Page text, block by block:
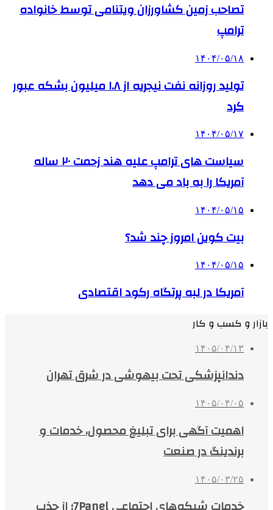
تصاحب زمین کشاورزان ویتنامی توسط خانواده
ترامپ
۱۴۰۴/۰۵/۱۸
تولید روزانه نفت نیجریه از ۱.۸ میلیون بشکه عبور
کرد
۱۴۰۴/۰۵/۱۷
سیاست های ترامپ علیه هند زحمت ۲۰ ساله
آمریکا را به باد می دهد
۱۴۰۴/۰۵/۱۵
بیت کوین امروز چند شد؟
۱۴۰۴/۰۵/۱۵
آمریکا در لبه پرتگاه رکود اقتصادی
بازار و کسب و کار
۱۴۰۵/۰۴/۱۳
دندانپزشکی تحت بیهوشی در شرق تهران
۱۴۰۵/۰۴/۰۵
اهمیت آگهی برای تبلیغ محصول، خدمات و
برندینگ در صنعت
۱۴۰۵/۰۳/۲۵